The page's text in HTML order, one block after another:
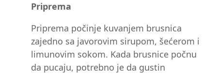
Priprema
Priprema počinje kuvanjem brusnica
zajedno sa javorovim sirupom, šećerom i
limunovim sokom. Kada brusnice počnu
da pucaju, potrebno je da gustin